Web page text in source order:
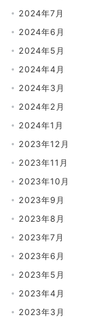
2024年7月
2024年6月
2024年5月
2024年4月
2024年3月
2024年2月
2024年1月
2023年12月
2023年11月
2023年10月
2023年9月
2023年8月
2023年7月
2023年6月
2023年5月
2023年4月
2023年3月